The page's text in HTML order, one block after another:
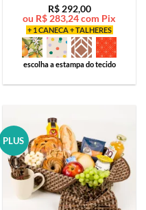
Avaliação5
de 5
R$292,00
ou R$ 283,24com Pix
+ 1 CANECA + TALHERES
escolha a estampa do tecido
PLUS